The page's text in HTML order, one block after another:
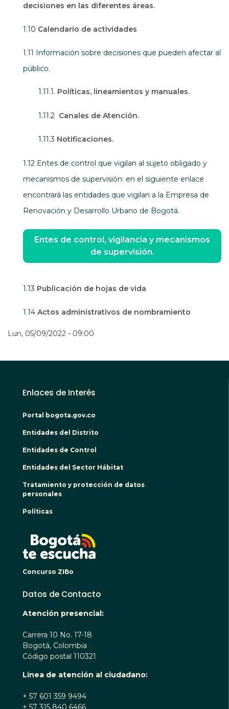
decisiones en las diferentes áreas.
1.10 Calendario de actividades
1.11 Información sobre decisiones que pueden afectar al
público.
1.11.1. Políticas, lineamientos y manuales.
1.11.2 Canales de Atención.
1.11.3 Notificaciones.
1.12 Entes de control que vigilan al sujeto obligado y
mecanismos de supervisión: en el siguiente enlace
encontrará las entidades que vigilan a la Empresa de
Renovación y Desarrollo Urbano de Bogotá.
Entes de control, vigilancia y mecanismos
de supervisión.
1.13 Publicación de hojas de vida
1.14 Actos administrativos de nombramiento
Lun, 05/09/2022 - 09:00
Enlaces de Interés
Portal bogota.gov.co
Entidades del Distrito
Entidades de Control
Entidades del Sector Hábitat
Tratamiento y protección de datos
personales
Políticas
Concurso ZIBo
Datos de Contacto
Atención presencial:
Carrera 10 No. 17-18
Bogotá, Colombia
Código postal 110321
Línea de atención al ciudadano:
+ 57 601 359 9494
+ 57 315 840 6466